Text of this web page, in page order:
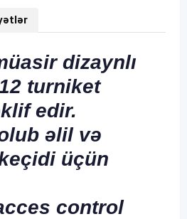
dizaynlı
turniket
edir.
əlil və
üçün
control